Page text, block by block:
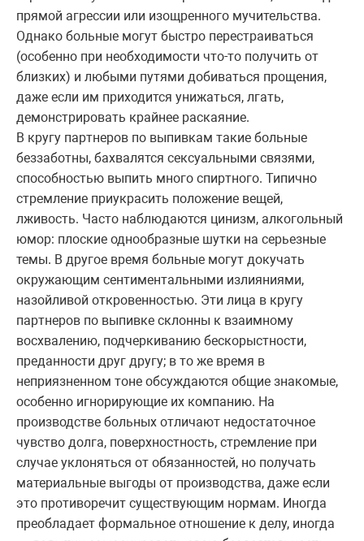
прямой агрессии или изощренного мучительства.
Однако больные могут быстро перестраиваться
(особенно при необходимости что-то получить от
близких) и любыми путями добиваться прощения,
даже если им приходится унижаться, лгать,
демонстрировать крайнее раскаяние.
В кругу партнеров по выпивкам такие больные
беззаботны, бахвалятся сексуальными связями,
способностью выпить много спиртного. Типично
стремление приукрасить положение вещей,
лживость. Часто наблюдаются цинизм, алкогольный
юмор: плоские однообразные шутки на серьезные
темы. В другое время больные могут докучать
окружающим сентиментальными излияниями,
назойливой откровенностью. Эти лица в кругу
партнеров по выпивке склонны к взаимному
восхвалению, подчеркиванию бескорыстности,
преданности друг другу; в то же время в
неприязненном тоне обсуждаются общие знакомые,
особенно игнорирующие их компанию. На
производстве больных отличают недостаточное
чувство долга, поверхностность, стремление при
случае уклоняться от обязанностей, но получать
материальные выгоды от производства, даже если
это противоречит существующим нормам. Иногда
преобладает формальное отношение к делу, иногда